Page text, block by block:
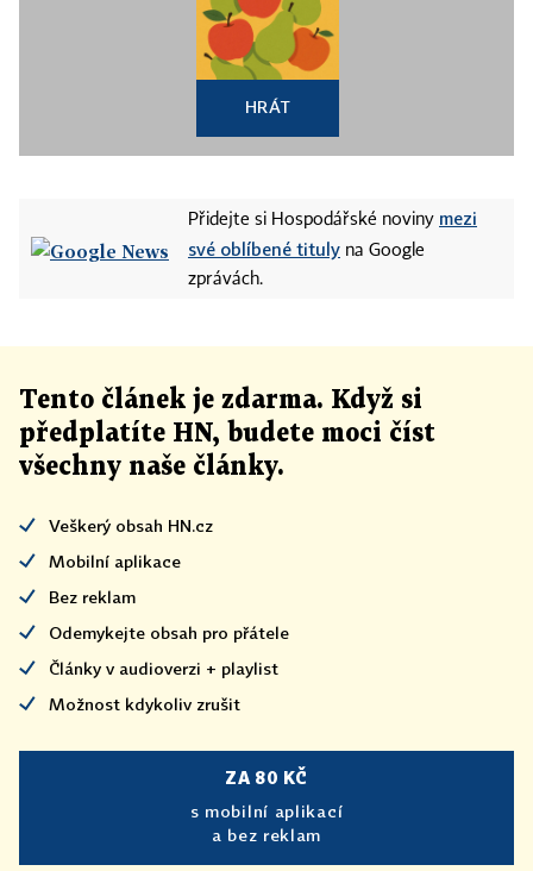
HRÁT
Přidejte si Hospodářské noviny mezi
své oblíbené tituly na Google
zprávách.
Tento článek je zdarma. Když si
předplatíte HN, budete moci číst
všechny naše články.
Veškerý obsah HN.cz
Mobilní aplikace
Bez reklam
Odemykejte obsah pro přátele
Články v audioverzi + playlist
Možnost kdykoliv zrušit
ZA 80 KČ
s mobilní aplikací
a bez reklam